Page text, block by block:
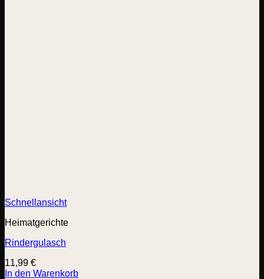
Schnellansicht
Heimatgerichte
Rindergulasch
11,99 €
In den Warenkorb